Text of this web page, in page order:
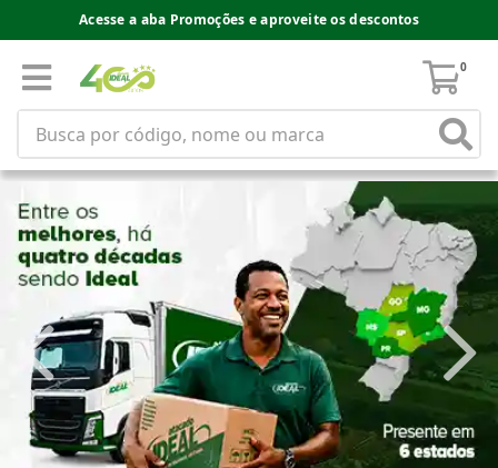
Acesse a aba Promoções e aproveite os descontos
0